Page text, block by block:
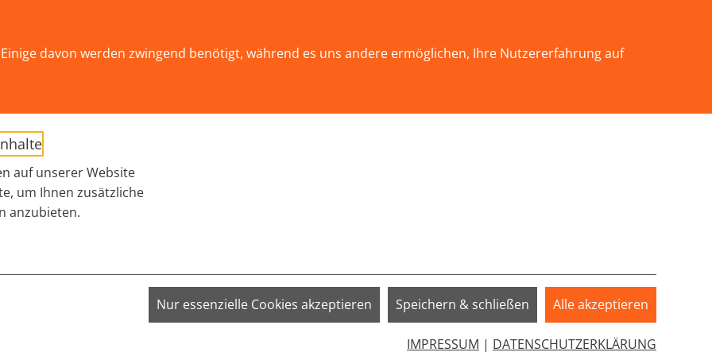
davon werden zwingend benötigt, während es uns andere ermöglichen, Ihre Nutzererfahrung auf
auf unserer Website
um Ihnen zusätzliche
anzubieten.
VISITOR_PRIVACY_METADATA;Nur essenzielle Cookies akzeptieren Speichern & schließen Alle akzeptieren
IMPRESSUM | DATENSCHUTZERKLÄRUNG
BILDUNG 2026